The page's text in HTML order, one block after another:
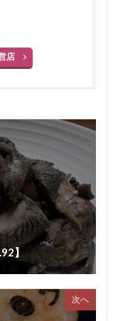
店
】
次へ